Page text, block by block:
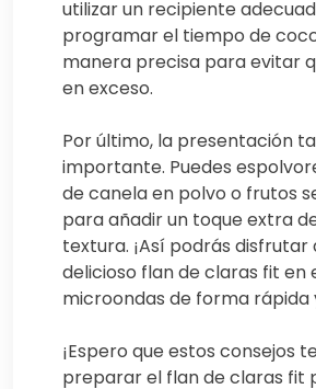
utilizar un recipiente
programar el tiempo de
manera precisa para evitar
en exceso.
Por último, la presentación
importante. Puedes
de canela en polvo o frutos
para añadir un toque extra
textura. ¡Así podrás disfrutar
delicioso flan de claras fit en
microondas de forma rápida
¡Espero que estos consejos
preparar el flan de claras fit